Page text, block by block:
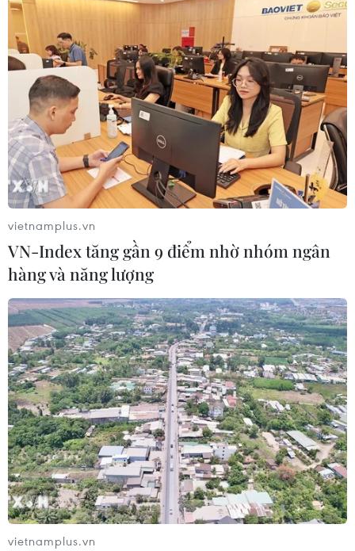
TIN CÙNG CHUYÊN MỤC
Sầu riêng Việt Nam trước cơ hội mở
rộng thị trường xuất khẩu
10/08/2026 09:52
Giá vàng trong nước đảo chiều, tăng
600.000 đồng phiên chiều nay
10/08/2026 09:51
Lào Cai: Khởi tố 2 đối tượng
làm giả gạo Séng Cù, thu giữ hơn 22
tấn
10/08/2026 08:59
AUD có thể tiến gần mức cao nhất
trong 3 thập kỷ so với đồng yen
10/08/2026 07:00
Đồng USD dao động quanh mức đáy
2 tháng
vietnamplus.vn
VN-Index tăng gần 9 điểm nhờ nhóm ngân
hàng và năng lượng
vietnamplus.vn